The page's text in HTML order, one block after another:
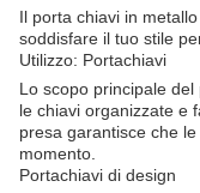
Il porta chiavi in
soddisfare il tuo stile
Utilizzo: Portachiavi
Lo scopo principale
le chiavi organizzate e
presa garantisce che
momento.
Portachiavi di design